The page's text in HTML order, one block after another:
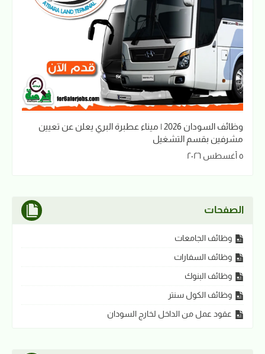
وظائف السودان 2026 | ميناء عطبرة البري يعلن عن تعيين
مشرفين بقسم التشغيل
٥ أغسطس ٢٠٢٦
الصفحات
وظائف الجامعات
وظائف السفارات
وظائف البنوك
وظائف الكول سنتر
عقود عمل من الداخل لخارج السودان